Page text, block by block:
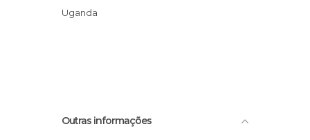
Uganda
Outras informações